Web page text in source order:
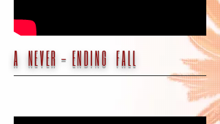
A NEVER - ENDING FALL